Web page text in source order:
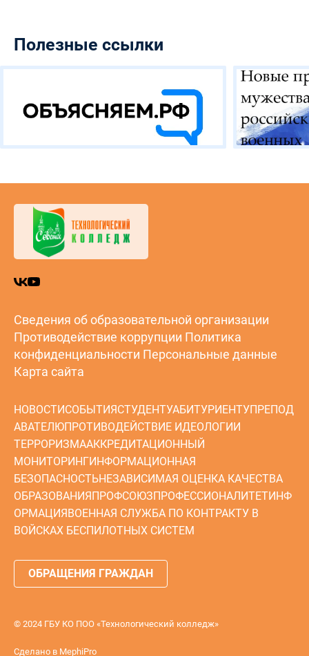
Полезные ссылки
Сведения об образовательной организации
Противодействие коррупции Политика
конфиденциальности Персональные данные
Карта сайта
НОВОСТИСОБЫТИЯСТУДЕНТУАБИТУРИЕНТУПРЕПОД
АВАТЕЛЮПРОТИВОДЕЙСТВИЕ ИДЕОЛОГИИ
ТЕРРОРИЗМААККРЕДИТАЦИОННЫЙ
МОНИТОРИНГИНФОРМАЦИОННАЯ
БЕЗОПАСНОСТЬНЕЗАВИСИМАЯ ОЦЕНКА КАЧЕСТВА
ОБРАЗОВАНИЯПРОФСОЮЗПРОФЕССИОНАЛИТЕТИНФ
ОРМАЦИЯВОЕННАЯ СЛУЖБА ПО КОНТРАКТУ В
ВОЙСКАХ БЕСПИЛОТНЫХ СИСТЕМ
ОБРАЩЕНИЯ ГРАЖДАН
© 2024 ГБУ КО ПОО «Технологический колледж»
Сделано в MephiPro